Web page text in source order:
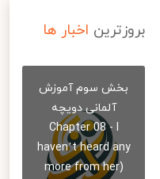
بروزترین اخبار ها
بخش سوم آموزش
آلمانی دویچه
Chapter 08 - I
haven’t heard any
more from her)